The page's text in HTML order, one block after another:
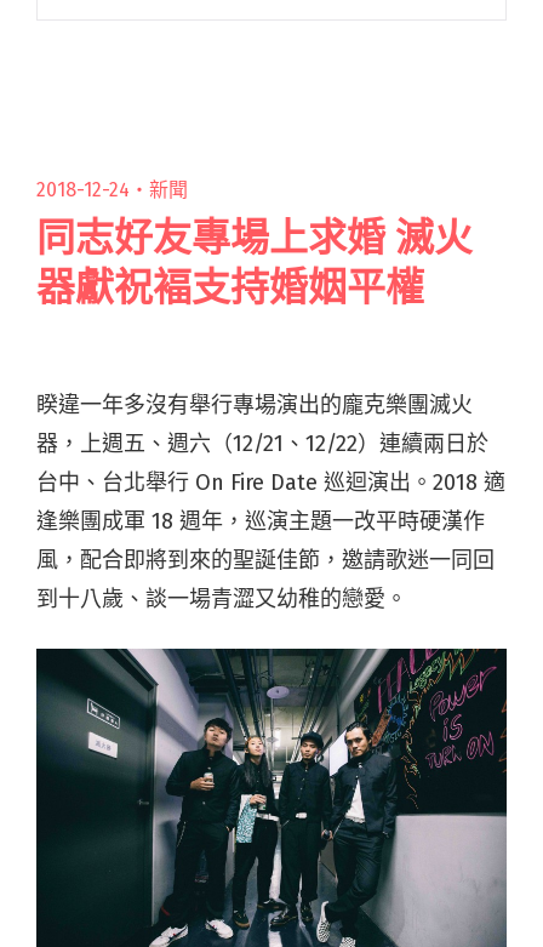
得眾多樂迷不畏高溫也要前來參戰，現場人山人
2018-12-24・ 新聞
同志好友專場上求婚 滅火
器獻祝褔支持婚姻平權
睽違一年多沒有舉行專場演出的龐克樂團滅火
器，上週五、週六（12/21、12/22）連續兩日於
台中、台北舉行 On Fire Date 巡迴演出。2018 適
逢樂團成軍 18 週年，巡演主題一改平時硬漢作
風，配合即將到來的聖誕佳節，邀請歌迷一同回
到十八歲、談一場青澀又幼稚的戀愛。